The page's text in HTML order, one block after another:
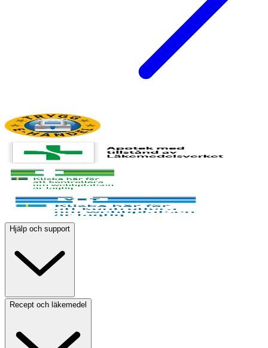
Hjälp och support
Recept och läkemedel